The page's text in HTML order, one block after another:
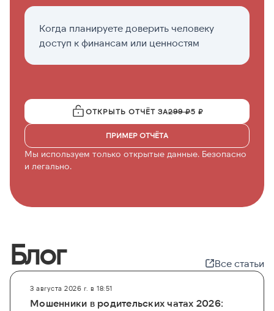
Когда планируете доверить человеку
доступ к финансам или ценностям
ОТКРЫТЬ ОТЧЁТ ЗА299 ₽5 ₽
ПРИМЕР ОТЧЁТА
Мы используем только открытые данные. Безопасно
и легально.
Блог Все статьи
3 августа 2026 г. в 18:51
Мошенники в родительских чатах 2026: